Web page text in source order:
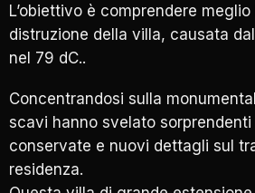
L’obiettivo è comprendere
distruzione della villa, causata
nel 79 dC..
Concentrandosi sulla
scavi hanno svelato
conservate e nuovi dettagli sul
residenza.